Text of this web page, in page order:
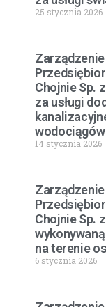
25 stycznia 2026
Chojnie Sp.
za usługi
14 stycznia 2026
Chojnie Sp.
na terenie
6 stycznia 2026